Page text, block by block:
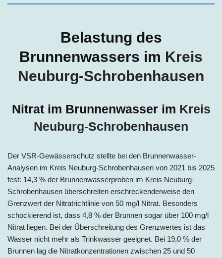
Belastung des
Brunnenwassers im Kreis
Neuburg-Schrobenhausen
Nitrat im Brunnenwasser im Kreis
Neuburg-Schrobenhausen
Der VSR-Gewässerschutz stellte bei den Brunnenwasser-
Analysen im Kreis Neuburg-Schrobenhausen von 2021 bis 2025
fest: 14,3 % der Brunnenwasserproben im Kreis Neuburg-
Schrobenhausen überschreiten erschreckenderweise den
Grenzwert der Nitratrichtlinie von 50 mg/l Nitrat. Besonders
schockierend ist, dass 4,8 % der Brunnen sogar über 100 mg/l
Nitrat liegen. Bei der Überschreitung des Grenzwertes ist das
Wasser nicht mehr als Trinkwasser geeignet. Bei 19,0 % der
Brunnen lag die Nitratkonzentrationen zwischen 25 und 50